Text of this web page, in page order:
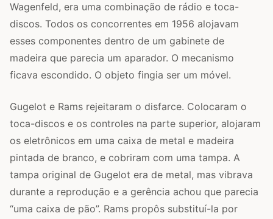
Wagenfeld, era uma combinação de rádio e toca-
discos. Todos os concorrentes em 1956 alojavam
esses componentes dentro de um gabinete de
madeira que parecia um aparador. O mecanismo
ficava escondido. O objeto fingia ser um móvel.
Gugelot e Rams rejeitaram o disfarce. Colocaram o
toca-discos e os controles na parte superior, alojaram
os eletrônicos em uma caixa de metal e madeira
pintada de branco, e cobriram com uma tampa. A
tampa original de Gugelot era de metal, mas vibrava
durante a reprodução e a gerência achou que parecia
“uma caixa de pão”. Rams propôs substituí-la por